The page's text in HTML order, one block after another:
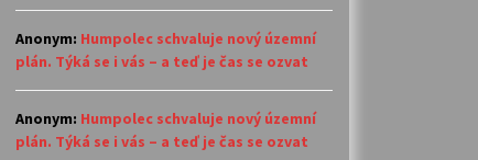
Anonym: Humpolec schvaluje nový územní
plán. Týká se i vás – a teď je čas se ozvat
Anonym: Humpolec schvaluje nový územní
plán. Týká se i vás – a teď je čas se ozvat